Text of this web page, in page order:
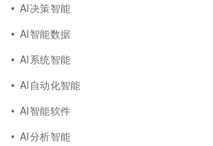
AI决策智能
AI智能数据
AI系统智能
AI自动化智能
AI智能软件
AI分析智能